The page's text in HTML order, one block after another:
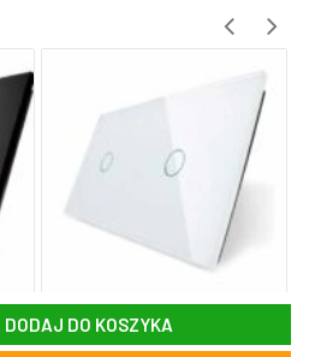
DODAJ DO KOSZYKA